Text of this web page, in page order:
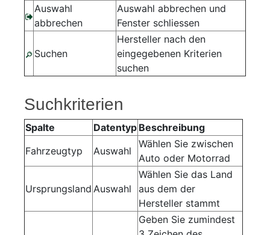
Auswahl
abbrechen
Auswahl abbrechen und
Fenster schliessen
Suchen
Hersteller nach den
eingegebenen Kriterien
suchen
Suchkriterien
Spalte Datentyp Beschreibung
Fahrzeugtyp
Auswahl
Wählen Sie zwischen
Auto oder Motorrad
Ursprungsland Auswahl
Wählen Sie das Land
aus dem der
Hersteller stammt
Geben Sie zumindest